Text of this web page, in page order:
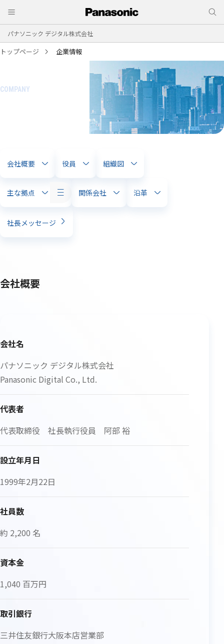
パナソニック デジタル株式会社
トップページ 企業情報
会社概要 役員 組織図
主な拠点 関係会社 沿革
社長メッセージ
会社概要
会社名
パナソニック デジタル株式会社
Panasonic Digital Co., Ltd.
代表者
代表取締役 社長執行役員 阿部 裕
設立年月日
1999年2月22日
社員数
約 2,200 名
資本金
1,040 百万円
取引銀行
三井住友銀行大阪本店営業部